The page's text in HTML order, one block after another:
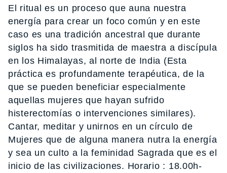
El ritual es un proceso que auna nuestra
energía para crear un foco común y en este
caso es una tradición ancestral que durante
siglos ha sido trasmitida de maestra a discípula
en los Himalayas, al norte de India (Esta
práctica es profundamente terapéutica, de la
que se pueden beneficiar especialmente
aquellas mujeres que hayan sufrido
histerectomías o intervenciones similares).
Cantar, meditar y unirnos en un círculo de
Mujeres que de alguna manera nutra la energía
y sea un culto a la feminidad Sagrada que es el
inicio de las civilizaciones. Horario : 18.00h-